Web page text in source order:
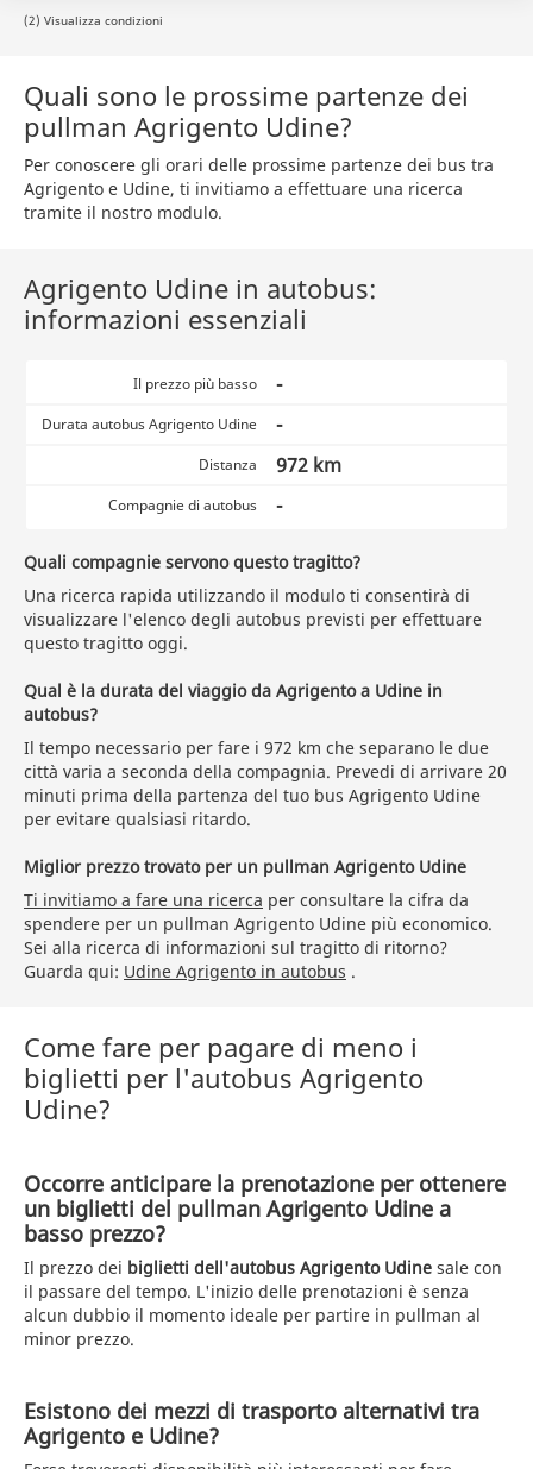
(2) Visualizza condizioni
Quali sono le prossime partenze dei
pullman Agrigento Udine?
Per conoscere gli orari delle prossime partenze dei bus tra
Agrigento e Udine, ti invitiamo a effettuare una ricerca
tramite il nostro modulo.
Agrigento Udine in autobus:
informazioni essenziali
Il prezzo più basso -
Durata autobus Agrigento Udine -
Distanza 972 km
Compagnie di autobus -
Quali compagnie servono questo tragitto?
Una ricerca rapida utilizzando il modulo ti consentirà di
visualizzare l'elenco degli autobus previsti per effettuare
questo tragitto oggi.
Qual è la durata del viaggio da Agrigento a Udine in
autobus?
Il tempo necessario per fare i 972 km che separano le due
città varia a seconda della compagnia. Prevedi di arrivare 20
minuti prima della partenza del tuo bus Agrigento Udine
per evitare qualsiasi ritardo.
Miglior prezzo trovato per un pullman Agrigento Udine
Ti invitiamo a fare una ricerca per consultare la cifra da
spendere per un pullman Agrigento Udine più economico.
Sei alla ricerca di informazioni sul tragitto di ritorno?
Guarda qui: Udine Agrigento in autobus .
Come fare per pagare di meno i
biglietti per l'autobus Agrigento
Udine?
Occorre anticipare la prenotazione per ottenere
un biglietti del pullman Agrigento Udine a
basso prezzo?
Il prezzo dei biglietti dell'autobus Agrigento Udine sale con
il passare del tempo. L'inizio delle prenotazioni è senza
alcun dubbio il momento ideale per partire in pullman al
minor prezzo.
Esistono dei mezzi di trasporto alternativi tra
Agrigento e Udine?